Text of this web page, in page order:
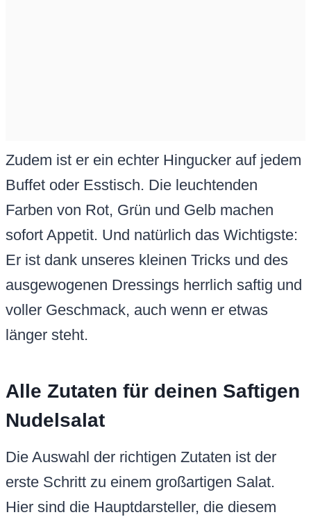
Zudem ist er ein echter Hingucker auf jedem
Buffet oder Esstisch. Die leuchtenden
Farben von Rot, Grün und Gelb machen
sofort Appetit. Und natürlich das Wichtigste:
Er ist dank unseres kleinen Tricks und des
ausgewogenen Dressings herrlich saftig und
voller Geschmack, auch wenn er etwas
länger steht.
Alle Zutaten für deinen Saftigen
Nudelsalat
Die Auswahl der richtigen Zutaten ist der
erste Schritt zu einem großartigen Salat.
Hier sind die Hauptdarsteller, die diesem